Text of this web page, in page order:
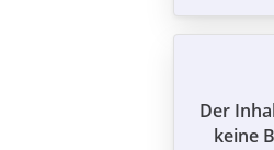
Der
keine